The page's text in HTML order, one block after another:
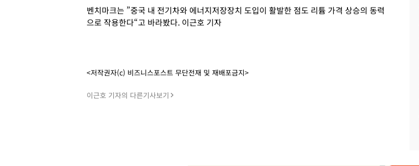
벤치마크는 ”중국 내 전기차와 에너지저장장치 도입이 활발한 점도 리튬 가격 상승의 동력
으로 작용한다“고 바라봤다. 이근호 기자
<저작권자(c) 비즈니스포스트 무단전재 및 재배포금지>
이근호 기자의 다른기사보기